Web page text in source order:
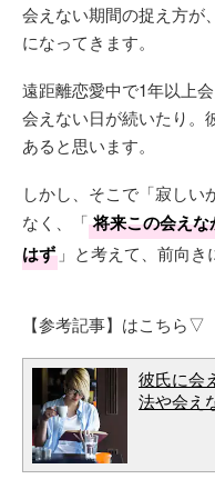
会えない期間の捉え方が
になってきます。
遠距離恋愛中で1年以上
会えない日が続いたり。
あると思います。
しかし、そこで「寂しい
なく、「 将来この会え
はず 」と考えて、前向き
【参考記事】はこちら▽
彼氏に会
法や会え